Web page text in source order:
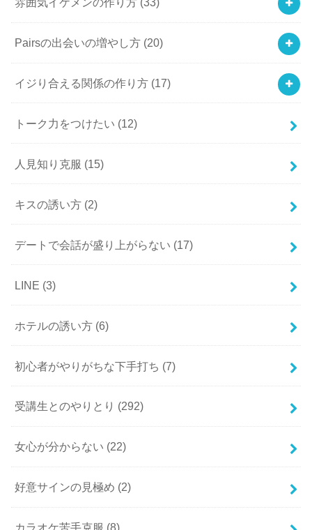
Pairsの出会いの増やし方 (20)
イジり合える関係の作り方 (17)
トーク力をつけたい (12)
人見知り克服 (15)
キスの誘い方 (2)
デートで会話が盛り上がらない (17)
LINE (3)
ホテルの誘い方 (6)
初心者がやりがちな下手打ち (7)
受講生とのやりとり (292)
女心が分からない (22)
好意サインの見極め (2)
カラオケ苦手克服 (8)